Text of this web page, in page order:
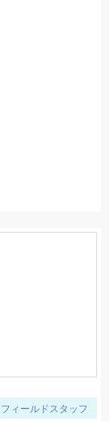
ールドスタッフ